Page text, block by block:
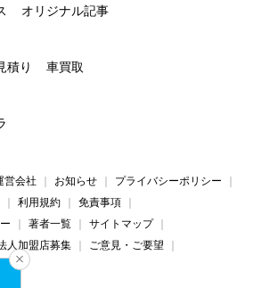
オリジナル記事
積り 車買取
営会社 お知らせ
プライバシーポリシー
利用規約
免責事項
著者一覧
サイトマップ
人加盟店募集
ご意見・ご要望